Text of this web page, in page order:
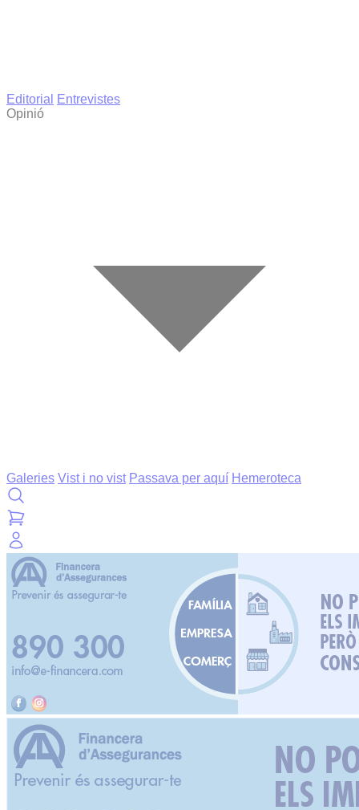
Editorial
Entrevistes
Opinió
Galeries Vist i no vist Passava per aquí Hemeroteca